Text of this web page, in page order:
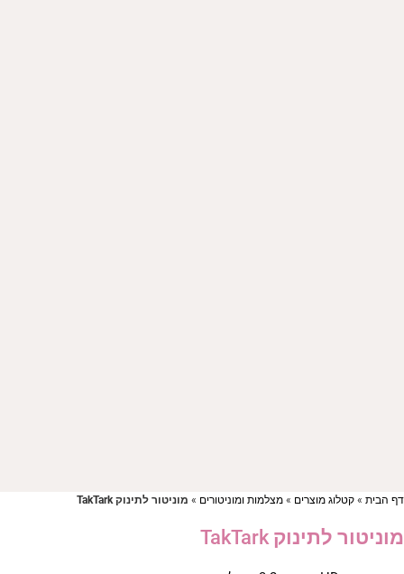
דף הבית» קטלוג מוצרים » מצלמות ומוניטורים » מוניטור לתינוק TakTark
מוניטור לתינוק TakTark